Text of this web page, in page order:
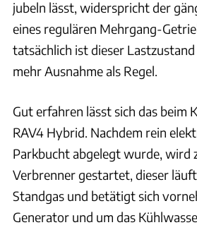
jubeln lässt, widerspricht der
eines regulären Mehrgang-
tatsächlich ist dieser
mehr Ausnahme als Regel.
Gut erfahren lässt sich das beim
RAV4 Hybrid. Nachdem rein
Parkbucht abgelegt wurde, wird
Verbrenner gestartet, dieser
Standgas und betätigt sich
Generator und um das